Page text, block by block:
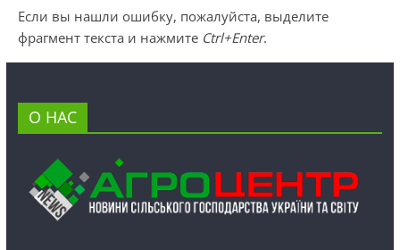
Если вы нашли ошибку, пожалуйста, выделите
фрагмент текста и нажмите Ctrl+Enter.
О НАС